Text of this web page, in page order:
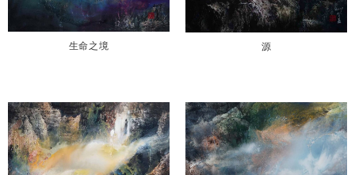
生命之境 源